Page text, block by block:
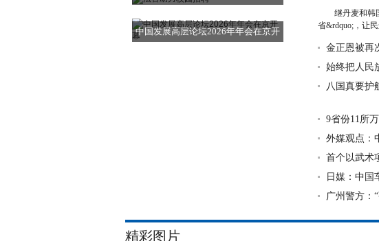
中国发展高层论坛2026年年会在京开
局“破大防”
继丹麦和韩
省&rdquo;，让
金正恩被再
始终把人民
民”看为民
八国真要护
9省份11所
外媒观点：
首个以武术
举行
日媒：中国
广州警方：
精彩图片